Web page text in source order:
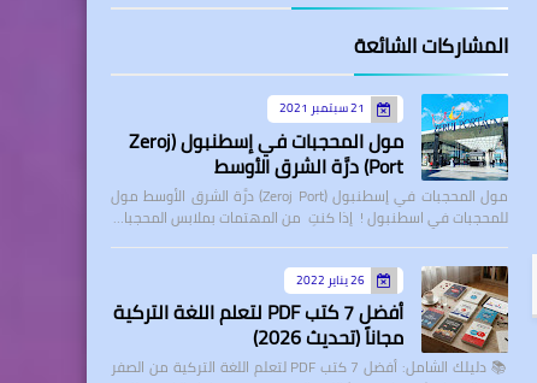
المشاركات الشائعة
21 سبتمبر 2021
مول المحجبات في إسطنبول (Zeroj
Port) درَّة الشرق الأوسط
مول المحجبات في إسطنبول (Zeroj Port) درَّة الشرق الأوسط مول
للمحجبات في اسطنبول ! إذا كنتِ من المهتمات بملابس المحجبا…
26 يناير 2022
أفضل 7 كتب PDF لتعلم اللغة التركية
مجاناً (تحديث 2026)
📚 دليلك الشامل: أفضل 7 كتب PDF لتعلم اللغة التركية من الصفر